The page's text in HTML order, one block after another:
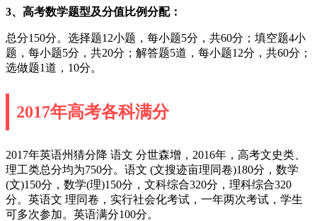
3、高考数学题型及分值比例分配：
总分150分。选择题12小题，每小题5分，共60分；填空题4小
题，每小题5分，共20分；解答题5道，每小题12分，共60分；
选做题1道，10分。
2017年高考各科满分
2017年英语州猜分降 语文 分世森增，2016年，高考文史类、
理工类总分均为750分。语文 (文搜迹亩理同卷)180分，数学
(文)150分，数学(理)150分，文科综合320分，理科综合320
分。英语文 理同卷，实行社会化考试，一年两次考试，学生
可多次参加。英语满分100分。